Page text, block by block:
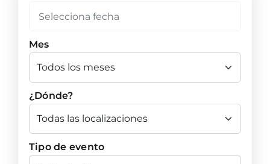
Mes
¿Dónde?
Tipo de evento